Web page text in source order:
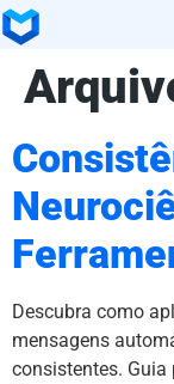
Descubra como
mensagens
consistentes.